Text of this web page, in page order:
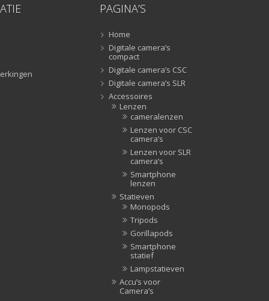
Studioflitsers
Studiolampen
Studiolampen
Afstandsbedieningen
PAGINA’S
Home
Digitale camera’s
compact
Digitale camera’s CSC
Digitale camera’s SLR
Accessoires
Lenzen
cameralenzen
Lenzen voor CSC
camera’s
Lenzen voor SLR
camera’s
Smartphone
lenzen
Statieven
Monopods
Tripods
Gorillapods
Smartphone
statief
Lampstatieven
Accu’s voor
Camera’s